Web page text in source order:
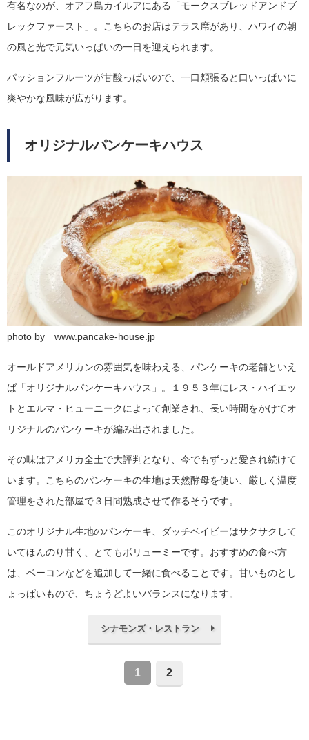
有名なのが、オアフ島カイルアにある「モークスブレッドアンドブ
レックファースト」。こちらのお店はテラス席があり、ハワイの朝
の風と光で元気いっぱいの一日を迎えられます。
パッションフルーツが甘酸っぱいので、一口頬張ると口いっぱいに
爽やかな風味が広がります。
オリジナルパンケーキハウス
photo by www.pancake-house.jp
オールドアメリカンの雰囲気を味わえる、パンケーキの老舗といえ
ば「オリジナルパンケーキハウス」。１９５３年にレス・ハイエッ
トとエルマ・ヒューニークによって創業され、長い時間をかけてオ
リジナルのパンケーキが編み出されました。
その味はアメリカ全土で大評判となり、今でもずっと愛され続けて
います。こちらのパンケーキの生地は天然酵母を使い、厳しく温度
管理をされた部屋で３日間熟成させて作るそうです。
このオリジナル生地のパンケーキ、ダッチベイビーはサクサクして
いてほんのり甘く、とてもボリューミーです。おすすめの食べ方
は、ベーコンなどを追加して一緒に食べることです。甘いものとし
ょっぱいもので、ちょうどよいバランスになります。
シナモンズ・レストラン
1 2